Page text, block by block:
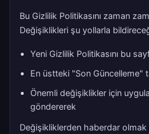
Bu Gizlilik Politikasını zaman
Değişiklikleri şu yollarla
Yeni Gizlilik Politikasını bu
En üstteki "Son Güncelleme"
Önemli değişiklikler için
göndererek
Değişikliklerden haberdar olmak